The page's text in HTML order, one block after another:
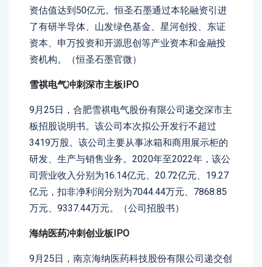
资估值达到50亿元。恒圣石墨通过本轮融资引进
了有研半导体、山发绿色基金、星河创投、东证
资本、申万投资和开源思创等产业资本和金融投
资机构。（恒圣石墨官微）
雪祺电气冲刺深市主板IPO
9月25日，合肥雪祺电气股份有限公司递交深市主
板招股说明书。该公司本次拟公开发行不超过
3419万股。该公司主要从事冰箱和商用展示柜的
研发、生产与销售业务。2020年至2022年，该公
司营业收入分别为16.14亿元、20.72亿元、19.27
亿元，扣非净利润分别为7044.44万元、7868.85
万元、9337.44万元。（公司招股书）
海纳医药冲刺创业板IPO
9月25日，南京海纳医药科技股份有限公司递交创